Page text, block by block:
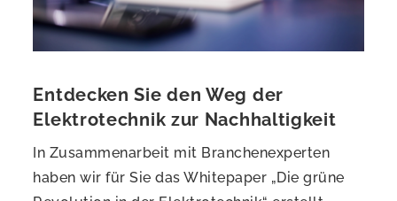
Entdecken Sie den Weg der
Elektrotechnik zur Nachhaltigkeit
In Zusammenarbeit mit Branchenexperten
haben wir für Sie das Whitepaper „Die grüne